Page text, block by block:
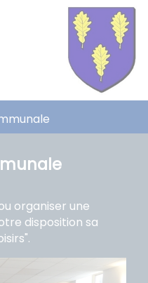
organiser une
disposition sa